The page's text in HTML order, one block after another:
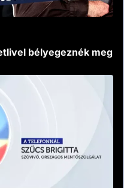
bélyegeznék meg